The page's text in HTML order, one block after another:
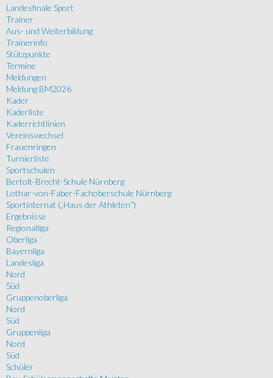
Landesfinale Sport
Trainer
Aus- und Weiterbildung
Trainerinfo
Stützpunkte
Termine
Meldungen
Meldung BM2026
Kader
Kaderliste
Kaderrichtlinien
Vereinswechsel
Frauenringen
Turnierliste
Sportschulen
Bertolt-Brecht-Schule Nürnberg
Lothar-von-Faber-Fachoberschule Nürnberg
Sportinternat („Haus der Athleten“)
Ergebnisse
Regionalliga
Oberliga
Bayernliga
Landesliga
Nord
Süd
Gruppenoberliga
Nord
Süd
Gruppenliga
Nord
Süd
Schüler